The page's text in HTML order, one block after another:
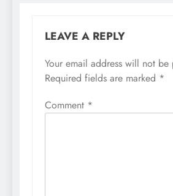
LEAVE A REPLY
Your email address will not be
Required fields are marked *
Comment *